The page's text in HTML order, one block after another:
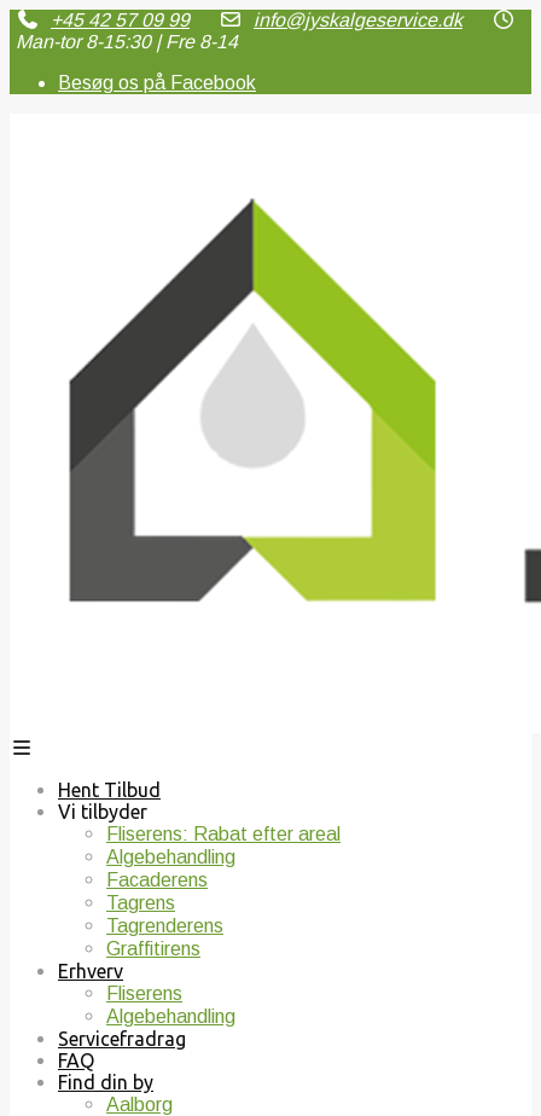
+45 42 57 09 99
info@jyskalgeservice.dk
Man-tor 8-15:30 | Fre 8-14
Besøg os på Facebook
Hent Tilbud
Vi tilbyder
Fliserens: Rabat efter areal
Algebehandling
Facaderens
Tagrens
Tagrenderens
Graffitirens
Erhverv
Fliserens
Algebehandling
Servicefradrag
FAQ
Find din by
Aalborg